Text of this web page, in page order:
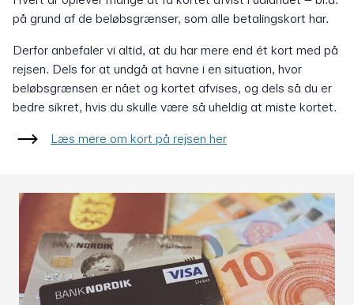
på grund af de beløbsgrænser, som alle betalingskort har.
Derfor anbefaler vi altid, at du har mere end ét kort med på
rejsen. Dels for at undgå at havne i en situation, hvor
beløbsgrænsen er nået og kortet afvises, og dels så du er
bedre sikret, hvis du skulle være så uheldig at miste kortet.
Læs mere om kort på rejsen her